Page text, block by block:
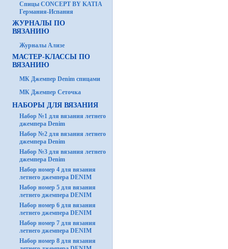
Спицы CONCEPT BY KATIA
Германия-Испания
ЖУРНАЛЫ ПО
ВЯЗАНИЮ
Журналы Ализе
МАСТЕР-КЛАССЫ ПО
ВЯЗАНИЮ
МК Джемпер Denim спицами
МК Джемпер Сеточка
НАБОРЫ ДЛЯ ВЯЗАНИЯ
Набор №1 для вязания летнего
джемпера Denim
Набор №2 для вязания летнего
джемпера Denim
Набор №3 для вязания летнего
джемпера Denim
Набор номер 4 для вязания
летнего джемпера DENIM
Набор номер 5 для вязания
летнего джемпера DENIM
Набор номер 6 для вязания
летнего джемпера DENIM
Набор номер 7 для вязания
летнего джемпера DENIM
Набор номер 8 для вязания